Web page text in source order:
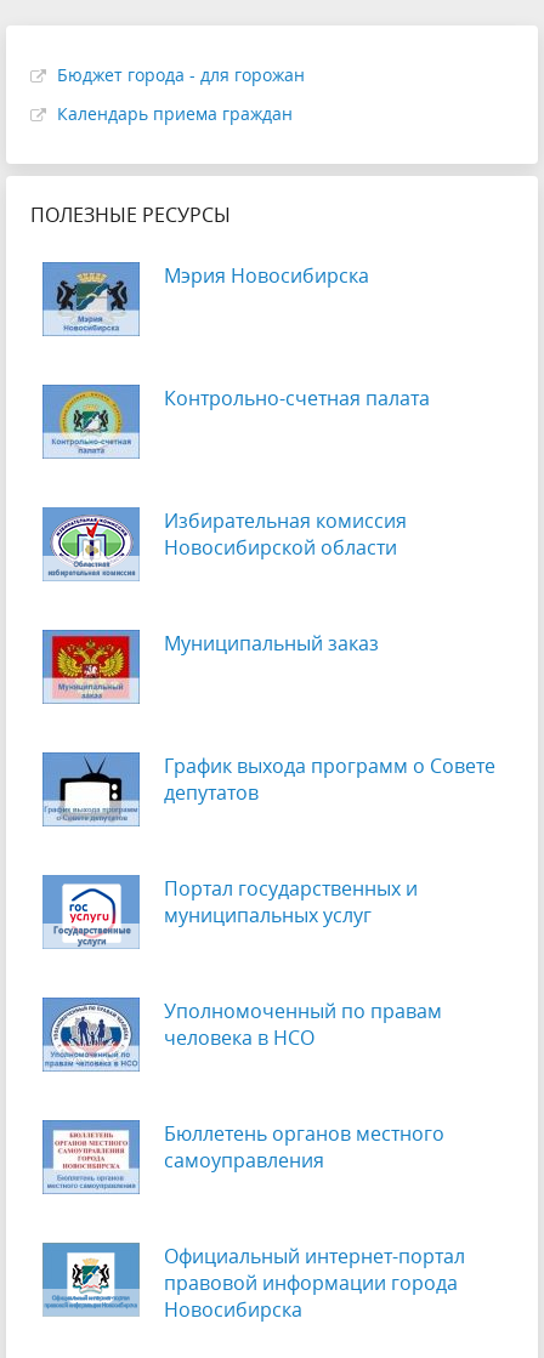
Бюджет города - для горожан
Календарь приема граждан
ПОЛЕЗНЫЕ РЕСУРСЫ
Мэрия Новосибирска
Контрольно-счетная палата
Избирательная комиссия
Новосибирской области
Муниципальный заказ
График выхода программ о Cовете
депутатов
Портал государственных и
муниципальных услуг
Уполномоченный по правам
человека в НСО
Бюллетень органов местного
самоуправления
Официальный интернет-портал
правовой информации города
Новосибирска